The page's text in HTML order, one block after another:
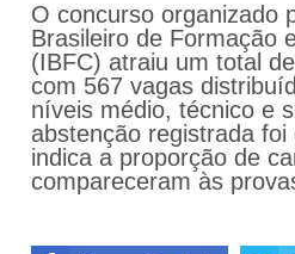
O concurso organizado
Brasileiro de Formação
(IBFC) atraiu um total
com 567 vagas
níveis médio, técnico e
abstenção registrada
indica a proporção de
compareceram às